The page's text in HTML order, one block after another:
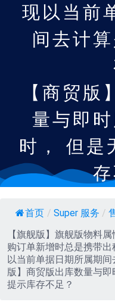
现以当前
间去计
【商贸版
量与即
时， 但是
首页 / Super 服务 /
【旗舰版】旗舰版物料
购订单新增时总是携带
以当前单据日期所属期
版】商贸版出库数量与
提示库存不足？